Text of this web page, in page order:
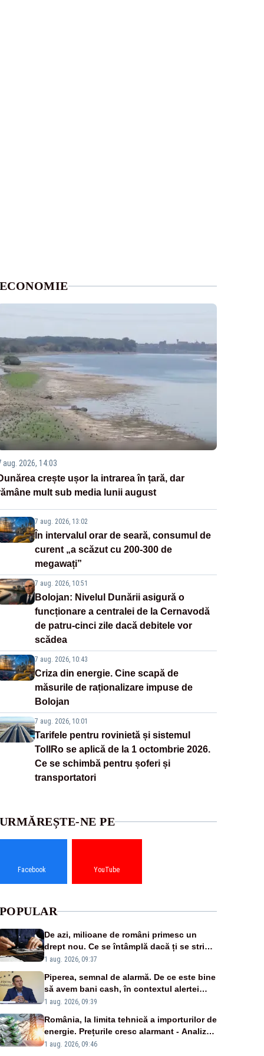
ECONOMIE
aug. 2026, 14:03
crește ușor la intrarea în țară, dar
mult sub media lunii august
7 aug. 2026, 13:02
În intervalul orar de seară, consumul de
curent „a scăzut cu 200-300 de
megawați”
7 aug. 2026, 10:51
Bolojan: Nivelul Dunării asigură o
funcționare a centralei de la Cernavodă
de patru-cinci zile dacă debitele vor
scădea
7 aug. 2026, 10:43
Criza din energie. Cine scapă de
măsurile de raționalizare impuse de
Bolojan
7 aug. 2026, 10:01
Tarifele pentru rovinietă și sistemul
TollRo se aplică de la 1 octombrie 2026.
Ce se schimbă pentru șoferi și
transportatori
URMĂREȘTE-NE PE
Facebook YouTube
POPULAR
De azi, milioane de români primesc un
drept nou. Ce se întâmplă dacă ți se strică
un produs
1 aug. 2026, 09:37
Piperea, semnal de alarmă. De ce este bine
să avem bani cash, în contextul alertei
energetice?
1 aug. 2026, 09:39
România, la limita tehnică a importurilor de
energie. Prețurile cresc alarmant - Analiză
Realitatea Plus
1 aug. 2026, 09:46